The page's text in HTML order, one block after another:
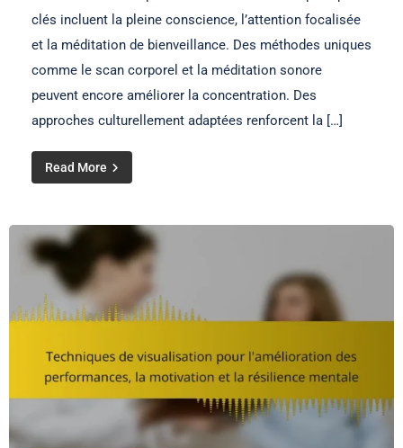
clés incluent la pleine conscience, l’attention focalisée
et la méditation de bienveillance. Des méthodes uniques
comme le scan corporel et la méditation sonore
peuvent encore améliorer la concentration. Des
approches culturellement adaptées renforcent la […]
Read More